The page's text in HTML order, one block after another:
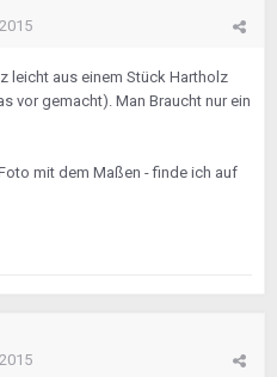
leicht aus einem Stück Hartholz
vor gemacht). Man Braucht nur ein
mit dem Maßen - finde ich auf